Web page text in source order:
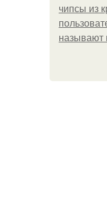
чипсы из
называют